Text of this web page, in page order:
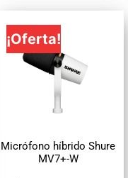
¡Oferta!
Micrófono híbrido Shure
MV7+-W